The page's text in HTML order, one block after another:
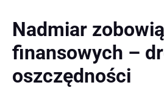
Nadmiar
finansowych –
oszczędności